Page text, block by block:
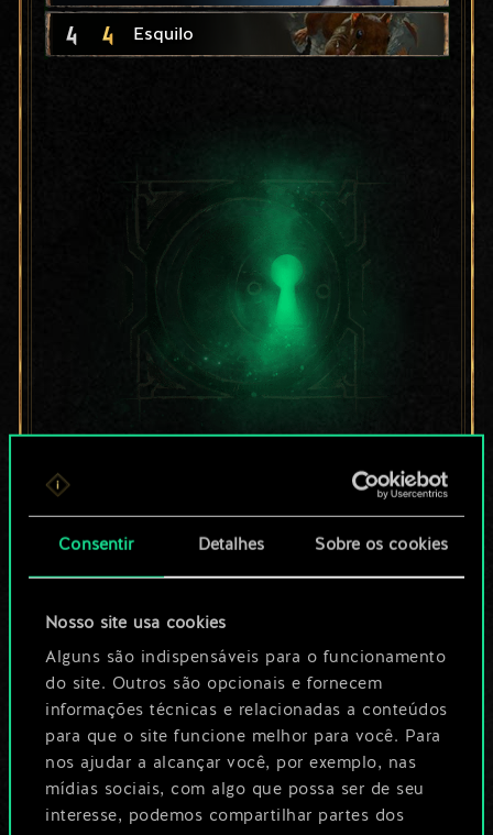
Consentir Detalhes Sobre os cookies
Nosso site usa cookies
Alguns são indispensáveis para o funcionamento
do site. Outros são opcionais e fornecem
informações técnicas e relacionadas a conteúdos
para que o site funcione melhor para você. Para
nos ajudar a alcançar você, por exemplo, nas
mídias sociais, com algo que possa ser de seu
interesse, podemos compartilhar partes dos
4 4 Esquilo
Por enquanto, isto é
apenas um conjunto
compartilhado.
No entanto, dá para
ser muito mais!
Dê um nome para este baralho e crie
um guia